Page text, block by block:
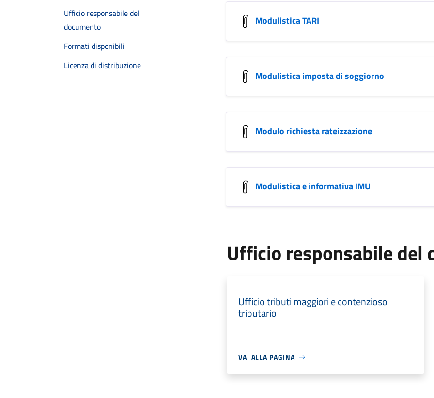
Ufficio responsabile del
documento
Formati disponibili
Licenza di distribuzione
Modulistica TARI
Modulistica imposta di soggiorno
Modulo richiesta rateizzazione
Modulistica e informativa IMU
Ufficio responsabile del
Ufficio tributi maggiori e contenzioso
tributario
VAI ALLA PAGINA